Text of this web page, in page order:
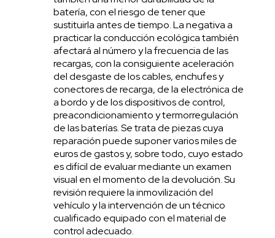
batería, con el riesgo de tener que
sustituirla antes de tiempo. La negativa a
practicar la conducción ecológica también
afectará al número y la frecuencia de las
recargas, con la consiguiente aceleración
del desgaste de los cables, enchufes y
conectores de recarga, de la electrónica de
a bordo y de los dispositivos de control,
preacondicionamiento y termorregulación
de las baterías. Se trata de piezas cuya
reparación puede suponer varios miles de
euros de gastos y, sobre todo, cuyo estado
es difícil de evaluar mediante un examen
visual en el momento de la devolución. Su
revisión requiere la inmovilización del
vehículo y la intervención de un técnico
cualificado equipado con el material de
control adecuado.